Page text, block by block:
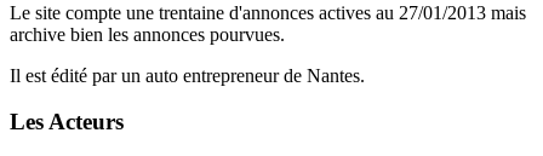
Le site compte une trentaine d'annonces actives au 27/01/2013 mais
archive bien les annonces pourvues.
Il est édité par un auto entrepreneur de Nantes.
Les Acteurs